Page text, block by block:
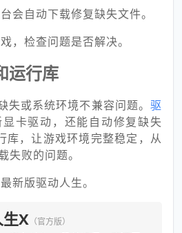
会自动下载修复缺失文件。
，检查问题是否解决。
运行库
失或系统环境不兼容问题。 驱
卡驱动，还能自动修复缺失
，让游戏环境完整稳定，从
败的问题。
新版驱动人生。
X （官方版）